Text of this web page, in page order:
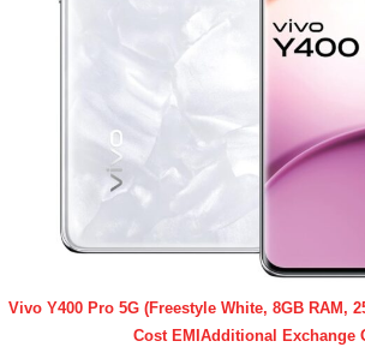
Vivo Y400 Pro 5G (Freestyle White, 8GB RAM,
Cost EMIAdditional Exchange